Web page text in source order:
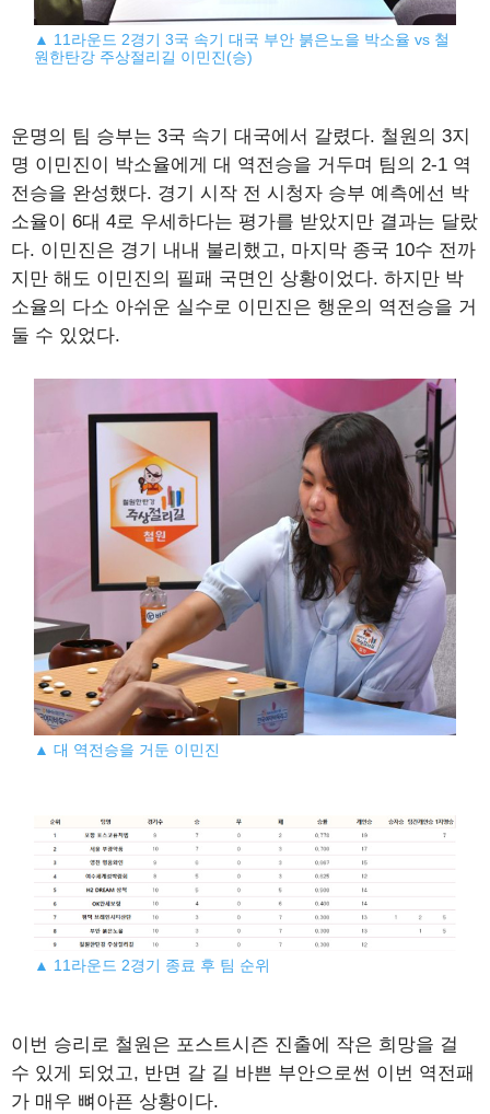
▲ 11라운드 2경기 3국 속기 대국 부안 붉은노을 박소율 vs 철
원한탄강 주상절리길 이민진(승)
운명의 팀 승부는 3국 속기 대국에서 갈렸다. 철원의 3지
명 이민진이 박소율에게 대 역전승을 거두며 팀의 2-1 역
전승을 완성했다. 경기 시작 전 시청자 승부 예측에선 박
소율이 6대 4로 우세하다는 평가를 받았지만 결과는 달랐
다. 이민진은 경기 내내 불리했고, 마지막 종국 10수 전까
지만 해도 이민진의 필패 국면인 상황이었다. 하지만 박
소율의 다소 아쉬운 실수로 이민진은 행운의 역전승을 거
둘 수 있었다.
▲ 대 역전승을 거둔 이민진
▲ 11라운드 2경기 종료 후 팀 순위
이번 승리로 철원은 포스트시즌 진출에 작은 희망을 걸
수 있게 되었고, 반면 갈 길 바쁜 부안으로썬 이번 역전패
가 매우 뼈아픈 상황이다.